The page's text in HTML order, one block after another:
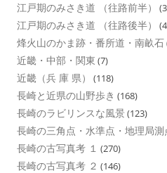
江戸期のみさき道 （往路前半）
江戸期のみさき道 （往路後半）
烽火山のかま跡・番所道・南畝石
近畿・中部・関東 (7)
近畿（兵 庫 県） (118)
長崎と近県の山野歩き (168)
長崎のラビリンスな風景 (123)
長崎の三角点・水準点・地理局測
長崎の古写真考 １ (270)
長崎の古写真考 ２ (146)